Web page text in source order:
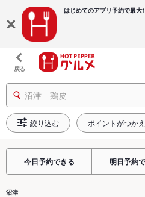
はじめてのアプリ予約で最大
戻る
沼津 鶏皮
絞り込む ポイントがつか
今日予約できる 明日予約
沼津